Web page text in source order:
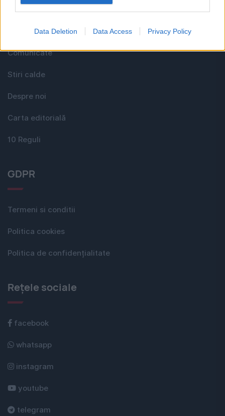
Data Deletion Data Access Privacy Policy
Media KIT
Contact
Comunicate
Stiri calde
Despre noi
Carta editorială
10 Reguli
GDPR
Termeni si conditii
Politica cookies
Politica de confidențialitate
Rețele sociale
facebook
whatsapp
instagram
youtube
telegram